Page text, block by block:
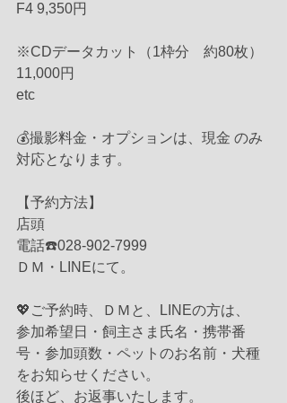
F4 9,350円
※CDデータカット（1枠分　約80枚）
11,000円
etc
💰撮影料金・オプションは、現金 のみ
対応となります。
【予約方法】
店頭
電話☎️028-902-7999
ＤＭ・LINEにて。
💖ご予約時、ＤＭと、LINEの方は、
参加希望日・飼主さま氏名・携帯番
号・参加頭数・ペットのお名前・犬種
をお知らせください。
後ほど、お返事いたします。